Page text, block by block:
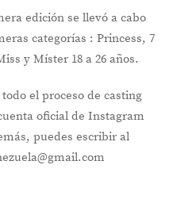
edición se llevó a cabo
categorías : Princess, 7
y Míster 18 a 26 años.
el proceso de casting
oficial de Instagram
puedes escribir al